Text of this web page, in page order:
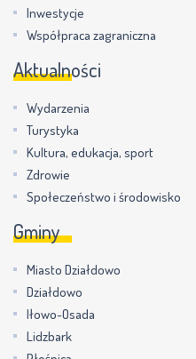
Inwestycje
Współpraca zagraniczna
Aktualności
Wydarzenia
Turystyka
Kultura, edukacja, sport
Zdrowie
Społeczeństwo i środowisko
Gminy
Miasto Działdowo
Działdowo
Iłowo-Osada
Lidzbark